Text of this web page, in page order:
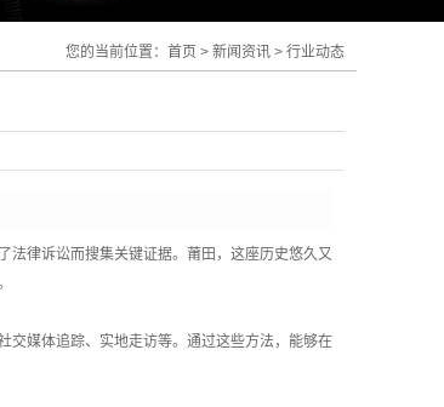
您的当前位置： 首页 > 新闻资讯 > 行业动态
法律诉讼而搜集关键证据。莆田，这座历史悠久又
交媒体追踪、实地走访等。通过这些方法，能够在